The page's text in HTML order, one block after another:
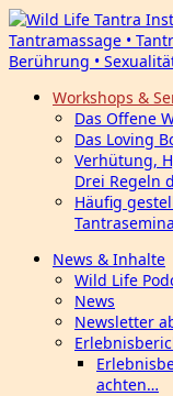
Workshops &
Das Offene
Das Loving
Verhütung,
Drei Regeln
Häufig
News & Inhalte
Wild Life
News
Newsletter
achten…